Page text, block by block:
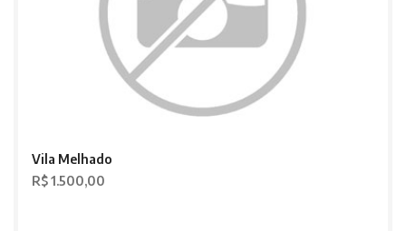
Vila Melhado
R$ 1.500,00